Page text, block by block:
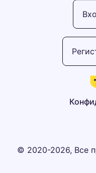
© 2020-2026, Все